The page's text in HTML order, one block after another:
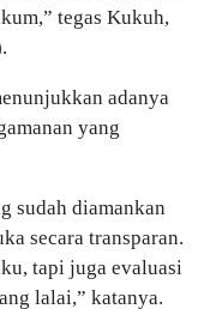
tegas Kukuh,
adanya
yang
sudah diamankan
secara transparan.
tapi juga evaluasi
lalai,” katanya.